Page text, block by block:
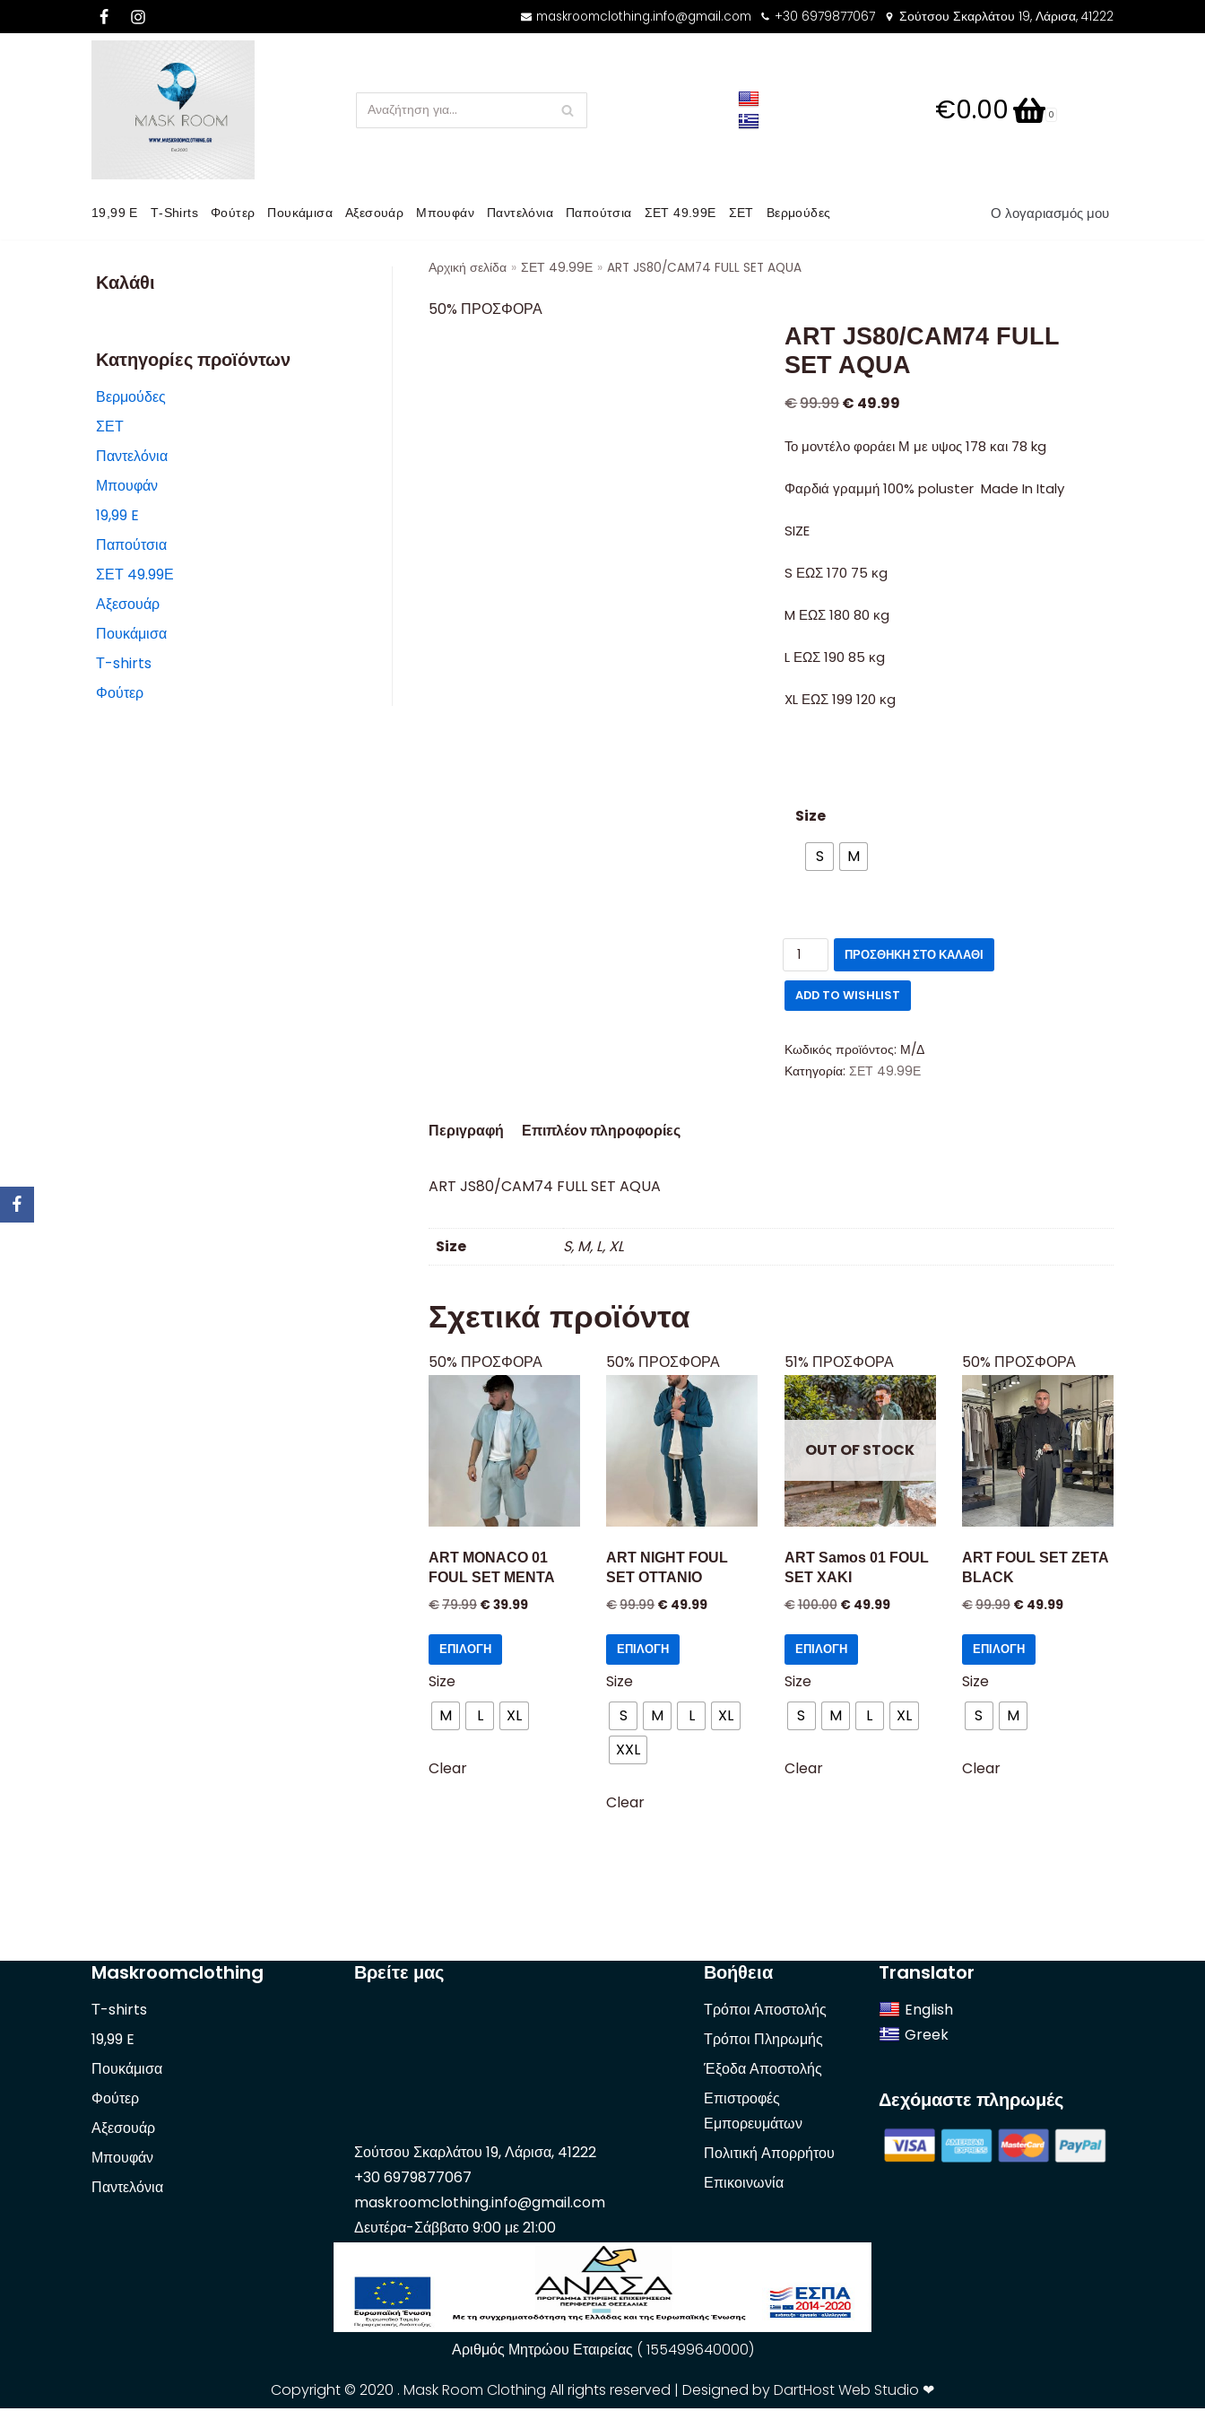
Μεταπηδήστε
maskroomclothing.info@gmail.com +30 6979877067 Σούτσου Σκαρλάτου 19, Λάρισα, 41222
€0.00 0
19,99 E Τ-Shirts Φούτερ Πουκάμισα Αξεσουάρ Μπουφάν Παντελόνια Παπούτσια ΣΕΤ 49.99Ε ΣΕΤ Βερμούδες Ο λογαριασμός μου
Καλάθι
Κατηγορίες προϊόντων
Βερμούδες
ΣΕΤ
Παντελόνια
Μπουφάν
19,99 E
Παπούτσια
ΣΕΤ 49.99Ε
Αξεσουάρ
Πουκάμισα
Τ-shirts
Φούτερ
Αρχική σελίδα » ΣΕΤ 49.99Ε » ART JS80/CAM74 FULL SET AQUA
50% ΠΡΟΣΦΟΡΑ
ART JS80/CAM74 FULL
SET AQUA
€99.99€ 49.99
Το μοντέλο φοράει Μ με υψος 178 και 78 kg
Φαρδιά γραμμή 100% poluster Made In Italy
SIZE
S ΕΩΣ 170 75 κg
M ΕΩΣ 180 80 κg
L ΕΩΣ 190 85 κg
XL ΕΩΣ 199 120 κg
Size
S
M
ΠΡΟΣΘΉΚΗ ΣΤΟ ΚΑΛΆΘΙ
ADD TO WISHLIST
Κωδικός προϊόντος: Μ/Δ
Κατηγορία:ΣΕΤ 49.99Ε
Περιγραφή Επιπλέον πληροφορίες
ART JS80/CAM74 FULL SET AQUA
Size S, M, L, XL
Σχετικά προϊόντα
50% ΠΡΟΣΦΟΡΑ
ART MONACO 01
FOUL SET MENTA
€79.99 €39.99
ΕΠΙΛΟΓΉ
Size
M
L XL
Clear
50% ΠΡΟΣΦΟΡΑ
ART NIGHT FOUL
SET OTTANIO
€99.99€ 49.99
ΕΠΙΛΟΓΉ
Size
S
M L
XL
XXL
Clear
51% ΠΡΟΣΦΟΡΑ
OUT OF STOCK
ART Samos 01 FOUL
SET XAKI
€100.00 € 49.99
ΕΠΙΛΟΓΉ
Size
S
M L XL
Clear
50% ΠΡΟΣΦΟΡΑ
ART FOUL SET ZETA
BLACK
€99.99 € 49.99
ΕΠΙΛΟΓΉ
Size
S
M
Clear
Maskroomclothing
Τ-shirts
19,99 E
Πουκάμισα
Φούτερ
Αξεσουάρ
Μπουφάν
Παντελόνια
Βρείτε μας
Σούτσου Σκαρλάτου 19, Λάρισα, 41222
+30 6979877067
maskroomclothing.info@gmail.com
Δευτέρα-Σάββατο 9:00 με 21:00
Βοήθεια
Τρόποι Αποστολής
Τρόποι Πληρωμής
Έξοδα Αποστολής
Επιστροφές
Εμπορευμάτων
Πολιτική Απορρήτου
Επικοινωνία
Translator
English
Greek
Δεχόμαστε πληρωμές
Αριθμός Μητρώου Εταιρείας ( 155499640000)
Copyright © 2020 . Mask Room Clothing All rights reserved | Designed byDartHost Web Studio ❤